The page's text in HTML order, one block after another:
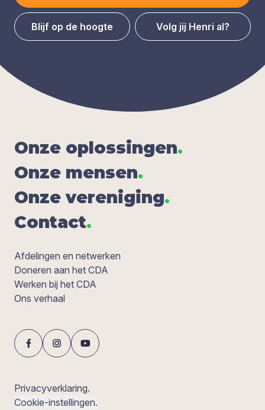
Blijf op de hoogte Volg jij Henri al?
Onze oplos­sin­gen.
Onze men­sen.
Onze ver­e­ni­ging.
Con­tact.
Afdelingen en netwerken
Doneren aan het CDA
Werken bij het CDA
Ons verhaal
Privacyverklaring.
Cookie-instellingen.